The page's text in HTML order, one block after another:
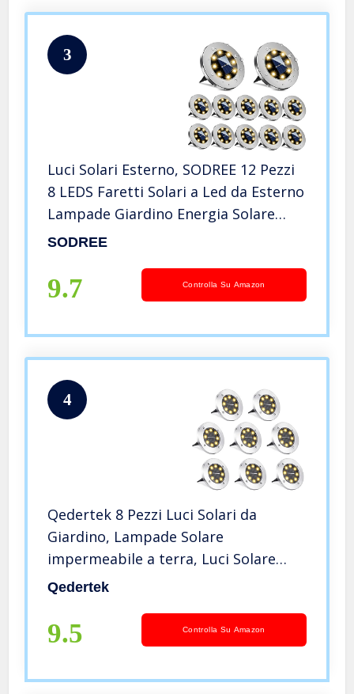
3
Luci Solari Esterno, SODREE 12 Pezzi
8 LEDS Faretti Solari a Led da Esterno
Lampade Giardino Energia Solare
Impermeabile IP65 Luci Solari da
aiuola Vialetto
SODREE
9.7 Controlla Su Amazon
4
Qedertek 8 Pezzi Luci Solari da
Giardino, Lampade Solare
impermeabile a terra, Luci Solare
Decorazione per prato, Luce Faretto
per Strade, Piscina (Bianco Caldo)
Qedertek
9.5 Controlla Su Amazon